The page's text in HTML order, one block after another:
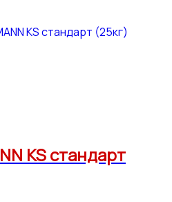
KS стандарт